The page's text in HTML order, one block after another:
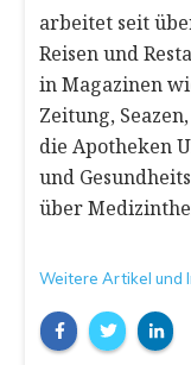
arbeitet seit
Reisen und
in Magazinen
Zeitung,
die Apotheken
und
über
Weitere Artikel und